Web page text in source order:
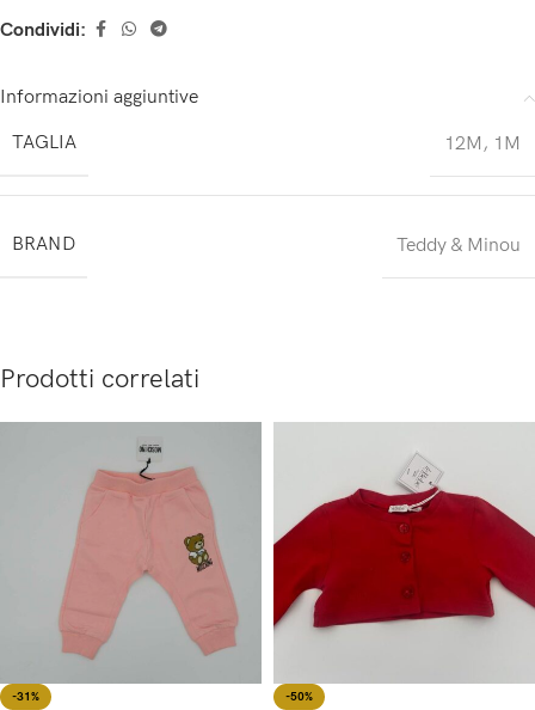
Condividi:
Informazioni aggiuntive
TAGLIA
12M , 1M
BRAND Teddy & Minou
Prodotti correlati
-31% -50%